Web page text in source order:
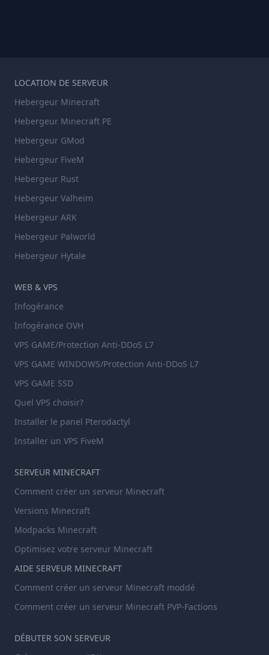
LOCATION DE SERVEUR
Hebergeur Minecraft
Hebergeur Minecraft PE
Hebergeur GMod
Hebergeur FiveM
Hebergeur Rust
Hebergeur Valheim
Hebergeur ARK
Hebergeur Palworld
Hebergeur Hytale
WEB & VPS
Infogérance
Infogérance OVH
VPS GAME/Protection Anti-DDoS L7
VPS GAME WINDOWS/Protection Anti-DDoS L7
VPS GAME SSD
Quel VPS choisir?
Installer le panel Pterodactyl
Installer un VPS FiveM
SERVEUR MINECRAFT
Comment créer un serveur Minecraft
Versions Minecraft
Modpacks Minecraft
Optimisez votre serveur Minecraft
AIDE SERVEUR MINECRAFT
Comment créer un serveur Minecraft moddé
Comment créer un serveur Minecraft PVP-Factions
DÉBUTER SON SERVEUR